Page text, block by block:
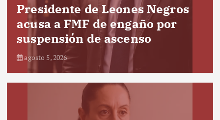
Presidente de Leones Negros
acusa a FMF de engaño por
suspensión de ascenso
agosto 5, 2026